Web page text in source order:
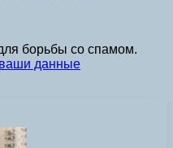
борьбы со спамом.
ваши данные